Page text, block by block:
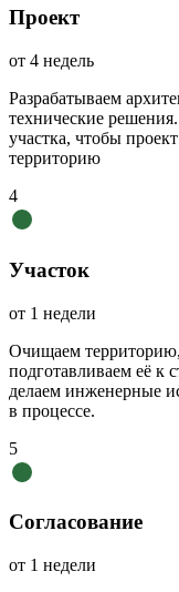
Проект
от 4 недель
Разрабатываем
технические
участка, чтобы
территорию
4
Участок
от 1 недели
Очищаем
подготавливаем её к
делаем инженерные
в процессе.
5
Согласование
от 1 недели